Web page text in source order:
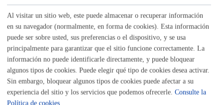
social
ONLINE
PRESENCIAL
TELÉFONO
MÁQUINA
Escuela Música y Danza - Utilización gratuita de espacios
Al visitar un sitio web, este puede almacenar o recuperar información
en su navegador (normalmente, en forma de cookies). Esta información
puede ser sobre usted, sus preferencias o el dispositivo, y se usa
principalmente para garantizar que el sitio funcione correctamente. La
información no puede identificarle directamente, y puede bloquear
algunos tipos de cookies. Puede elegir qué tipo de cookies desea activar.
Sin embargo, bloquear algunos tipos de cookies puede afectar a su
experiencia del sitio y los servicios que podemos ofrecerle. Consulte la
Política de cookies